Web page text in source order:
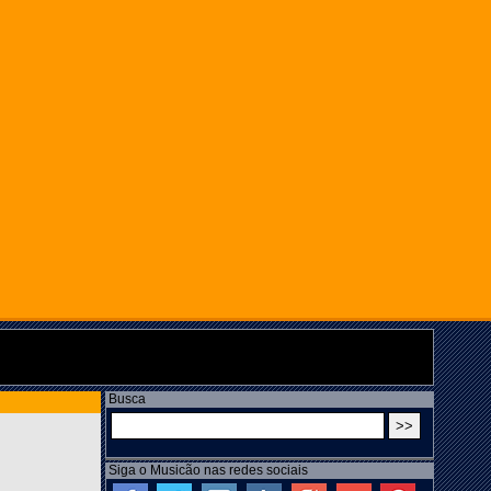
Busca
Siga o Musicão nas redes sociais